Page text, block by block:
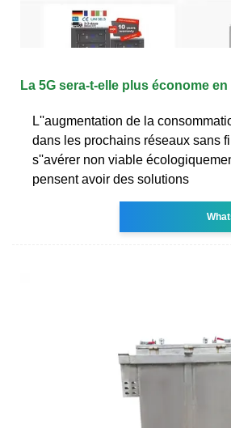
La 5G sera-t-elle plus économe
L''augmentation de la
dans les prochains réseaux sans
s''avérer non viable
pensent avoir des solutions